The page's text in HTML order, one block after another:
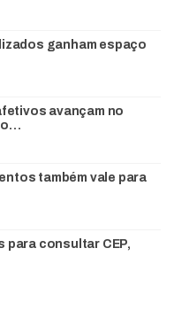
ganham espaço
avançam no
também vale para
para consultar CEP,